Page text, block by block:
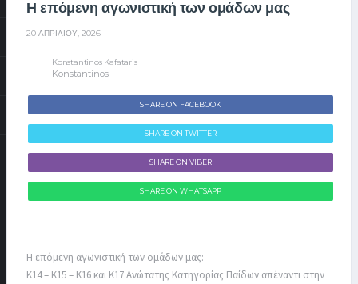
Η επόμενη αγωνιστική των ομάδων μας
20 ΑΠΡΙΛΊΟΥ, 2026
Konstantinos Kafataris
Konstantinos
SHARE ON FACEBOOK
SHARE ON TWITTER
SHARE ON VIBER
SHARE ON WHATSAPP
Η επόμενη αγωνιστική των ομάδων μας:
Κ14 – Κ15 – Κ16 και Κ17 Ανώτατης Κατηγορίας Παίδων απέναντι στην